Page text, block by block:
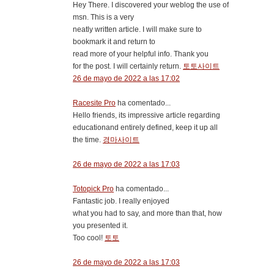
Hey There. I discovered your weblog the use of
msn. This is a very
neatly written article. I will make sure to
bookmark it and return to
read more of your helpful info. Thank you
for the post. I will certainly return. 토토사이트
26 de mayo de 2022 a las 17:02
Racesite Pro ha comentado...
Hello friends, its impressive article regarding
educationand entirely defined, keep it up all
the time. 경마사이트
26 de mayo de 2022 a las 17:03
Totopick Pro ha comentado...
Fantastic job. I really enjoyed
what you had to say, and more than that, how
you presented it.
Too cool! 토토
26 de mayo de 2022 a las 17:03